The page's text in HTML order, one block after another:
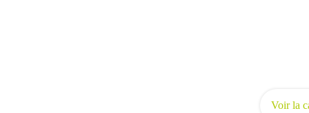
Voir la